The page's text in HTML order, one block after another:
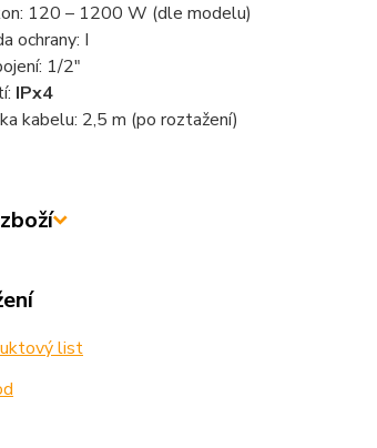
120 – 1200 W (dle modelu)
ochrany: I
1/2"
IPx4
kabelu: 2,5 m (po roztažení)
list